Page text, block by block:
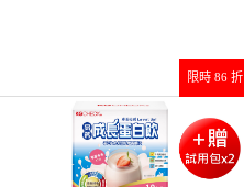
限時 86 折